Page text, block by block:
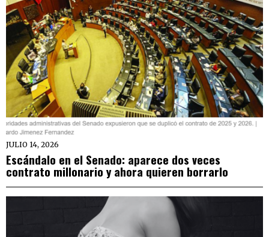
JULIO 14, 2026
Escándalo en el Senado: aparece dos veces
contrato millonario y ahora quieren borrarlo